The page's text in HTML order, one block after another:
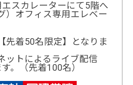
スカレーターにて5階へ
）オフィス専用エレベー
着50名限定】となりま
ットによるライブ配信
。（先着100名）